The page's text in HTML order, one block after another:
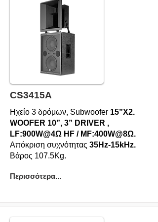
CS3415A
Ηχείο 3 δρόμων, Subwoofer 15”X2.
WOOFER 10”, 3” DRIVER ,
LF:900W@4Ω HF / MF:400W@8Ω.
Απόκριση συχνότητας 35Hz-15kHz.
Βάρος 107.5Kg.
Περισσότερα...